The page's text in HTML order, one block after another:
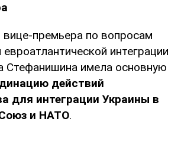
премьера по вопросам
интеграции
Стефанишина имела основную
действий
для интеграции Украины в
и НАТО.